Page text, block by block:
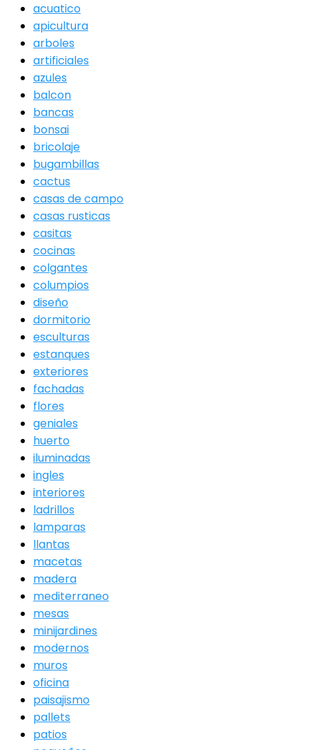
acuatico
apicultura
arboles
artificiales
azules
balcon
bancas
bonsai
bricolaje
bugambillas
cactus
casas de campo
casas rusticas
casitas
cocinas
colgantes
columpios
diseño
dormitorio
esculturas
estanques
exteriores
fachadas
flores
geniales
huerto
iluminadas
ingles
interiores
ladrillos
lamparas
llantas
macetas
madera
mediterraneo
mesas
minijardines
modernos
muros
oficina
paisajismo
pallets
patios